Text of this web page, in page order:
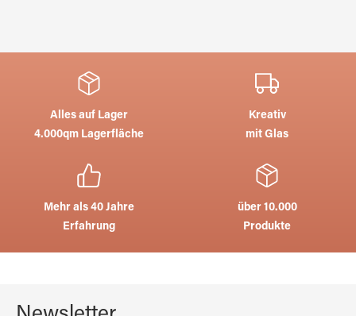
Alles auf Lager
4.000qm Lagerfläche
Kreativ
mit Glas
Mehr als 40 Jahre
Erfahrung
über 10.000
Produkte